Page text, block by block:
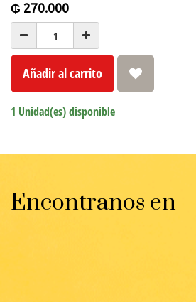
₲ 270.000
Añadir al carrito
1 Unidad(es) disponible
Encontranos en